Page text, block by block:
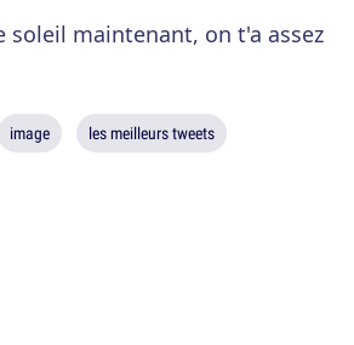
soleil maintenant, on t'a assez
image les meilleurs tweets